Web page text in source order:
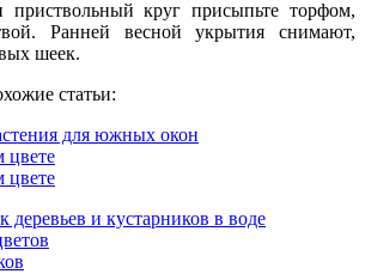
приствольный круг присыпьте торфом,
Ранней весной укрытия снимают,
шеек.
статьи:
для южных окон
цвете
цвете
деревьев и кустарников в воде